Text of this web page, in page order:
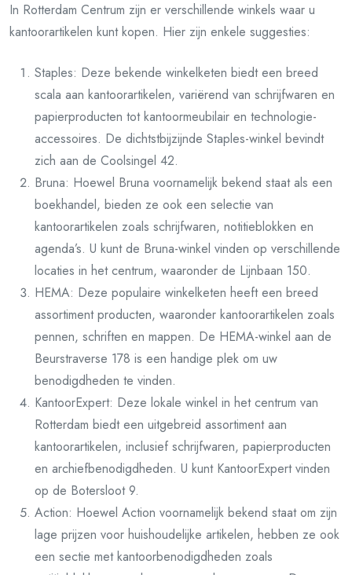
In Rotterdam Centrum zijn er verschillende winkels waar u
kantoorartikelen kunt kopen. Hier zijn enkele suggesties:
Staples: Deze bekende winkelketen biedt een breed
scala aan kantoorartikelen, variërend van schrijfwaren en
papierproducten tot kantoormeubilair en technologie-
accessoires. De dichtstbijzijnde Staples-winkel bevindt
zich aan de Coolsingel 42.
Bruna: Hoewel Bruna voornamelijk bekend staat als een
boekhandel, bieden ze ook een selectie van
kantoorartikelen zoals schrijfwaren, notitieblokken en
agenda’s. U kunt de Bruna-winkel vinden op verschillende
locaties in het centrum, waaronder de Lijnbaan 150.
HEMA: Deze populaire winkelketen heeft een breed
assortiment producten, waaronder kantoorartikelen zoals
pennen, schriften en mappen. De HEMA-winkel aan de
Beurstraverse 178 is een handige plek om uw
benodigdheden te vinden.
KantoorExpert: Deze lokale winkel in het centrum van
Rotterdam biedt een uitgebreid assortiment aan
kantoorartikelen, inclusief schrijfwaren, papierproducten
en archiefbenodigdheden. U kunt KantoorExpert vinden
op de Botersloot 9.
Action: Hoewel Action voornamelijk bekend staat om zijn
lage prijzen voor huishoudelijke artikelen, hebben ze ook
een sectie met kantoorbenodigdheden zoals